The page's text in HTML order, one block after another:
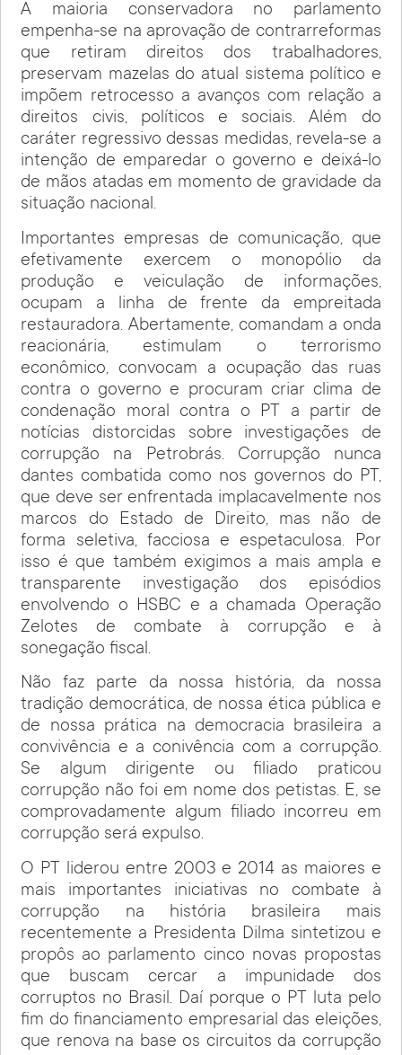
A maioria conservadora no parlamento
empenha-se na aprovação de contrarreformas
que retiram direitos dos trabalhadores,
preservam mazelas do atual sistema político e
impõem retrocesso a avanços com relação a
direitos civis, políticos e sociais. Além do
caráter regressivo dessas medidas, revela-se a
intenção de emparedar o governo e deixá-lo
de mãos atadas em momento de gravidade da
situação nacional.
Importantes empresas de comunicação, que
efetivamente exercem o monopólio da
produção e veiculação de informações,
ocupam a linha de frente da empreitada
restauradora. Abertamente, comandam a onda
reacionária, estimulam o terrorismo
econômico, convocam a ocupação das ruas
contra o governo e procuram criar clima de
condenação moral contra o PT a partir de
notícias distorcidas sobre investigações de
corrupção na Petrobrás. Corrupção nunca
dantes combatida como nos governos do PT,
que deve ser enfrentada implacavelmente nos
marcos do Estado de Direito, mas não de
forma seletiva, facciosa e espetaculosa. Por
isso é que também exigimos a mais ampla e
transparente investigação dos episódios
envolvendo o HSBC e a chamada Operação
Zelotes de combate à corrupção e à
sonegação fiscal.
Não faz parte da nossa história, da nossa
tradição democrática, de nossa ética pública e
de nossa prática na democracia brasileira a
convivência e a conivência com a corrupção.
Se algum dirigente ou filiado praticou
corrupção não foi em nome dos petistas. E, se
comprovadamente algum filiado incorreu em
corrupção será expulso.
O PT liderou entre 2003 e 2014 as maiores e
mais importantes iniciativas no combate à
corrupção na história brasileira mais
recentemente a Presidenta Dilma sintetizou e
propôs ao parlamento cinco novas propostas
que buscam cercar a impunidade dos
corruptos no Brasil. Daí porque o PT luta pelo
fim do financiamento empresarial das eleições,
que renova na base os circuitos da corrupção